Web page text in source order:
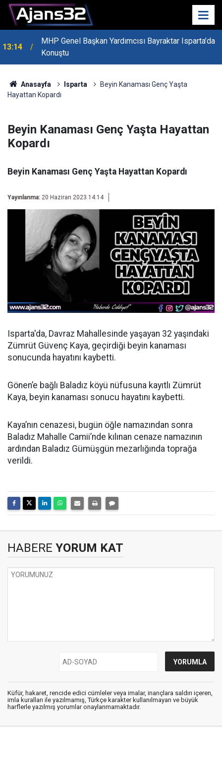
13:14
MHP Genel Başkan Yardımcısı Bayraktar Isparta’da
Konuştu
Anasayfa Isparta
Beyin Kanaması Genç Yaşta
Hayattan Kopardı
Beyin Kanaması Genç Yaşta Hayattan
Kopardı
Beyin Kanaması Genç Yaşta Hayattan Kopardı
Yayınlanma: 20 Haziran 2023 14:14
Isparta'da, Davraz Mahallesinde yaşayan 32 yaşındaki
Zümrüt Güvenç Kaya, geçirdiği beyin kanaması
sonucunda hayatını kaybetti.
Gönen’e bağlı Baladız köyü nüfusuna kayıtlı Zümrüt
Kaya, beyin kanaması sonucu hayatını kaybetti.
Kaya’nın cenazesi, bugün öğle namazından sonra
Baladız Mahalle Camii’nde kılınan cenaze namazının
ardından Baladız Gümüşgün mezarlığında toprağa
verildi.
HABERE YORUM KAT
Küfür, hakaret, rencide edici cümleler veya imalar, inançlara saldırı içeren,
imla kuralları ile yazılmamış, Türkçe karakter kullanılmayan ve büyük
harflerle yazılmış yorumlar onaylanmamaktadır.